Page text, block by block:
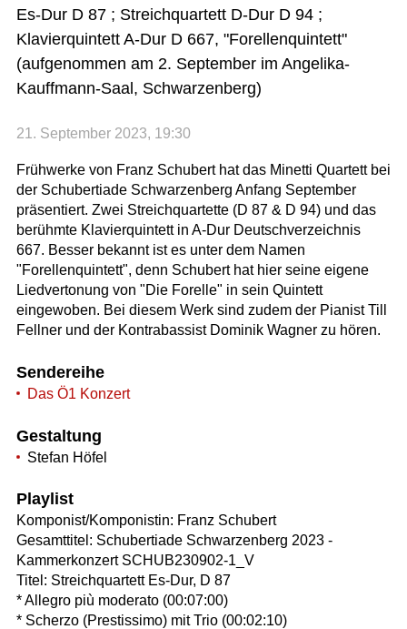
Es-Dur D 87 ; Streichquartett D-Dur D 94 ;
Klavierquintett A-Dur D 667, "Forellenquintett"
(aufgenommen am 2. September im Angelika-
Kauffmann-Saal, Schwarzenberg)
21. September 2023, 19:30
Frühwerke von Franz Schubert hat das Minetti Quartett bei
der Schubertiade Schwarzenberg Anfang September
präsentiert. Zwei Streichquartette (D 87 & D 94) und das
berühmte Klavierquintett in A-Dur Deutschverzeichnis
667. Besser bekannt ist es unter dem Namen
"Forellenquintett", denn Schubert hat hier seine eigene
Liedvertonung von "Die Forelle" in sein Quintett
eingewoben. Bei diesem Werk sind zudem der Pianist Till
Fellner und der Kontrabassist Dominik Wagner zu hören.
Sendereihe
Das Ö1 Konzert
Gestaltung
Stefan Höfel
Playlist
Komponist/Komponistin: Franz Schubert
Gesamttitel: Schubertiade Schwarzenberg 2023 -
Kammerkonzert SCHUB230902-1_V
Titel: Streichquartett Es-Dur, D 87
* Allegro più moderato (00:07:00)
* Scherzo (Prestissimo) mit Trio (00:02:10)